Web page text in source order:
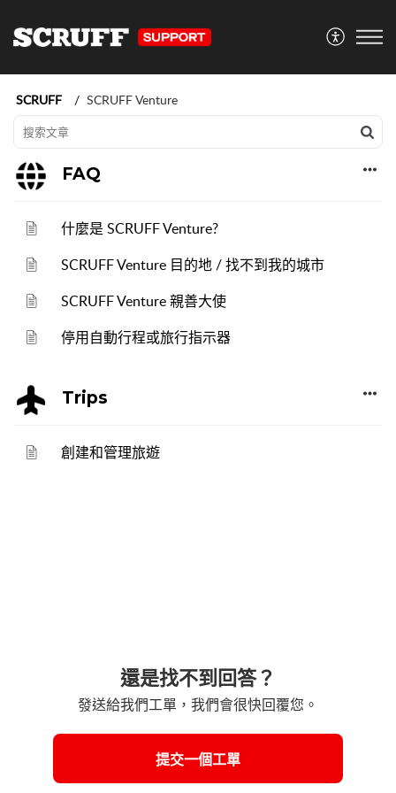
SCRUFF SCRUFF Venture
FAQ
什麼是 SCRUFF Venture?
SCRUFF Venture 目的地 / 找不到我的城市
SCRUFF Venture 親善大使
停用自動行程或旅行指示器
Trips
創建和管理旅遊
還是找不到回答？
發送給我們工單，我們會很快回覆您。
提交一個工單